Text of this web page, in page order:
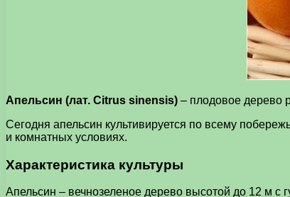
Апельсин (лат. Citrus sinensis) – плодовое дерево
Сегодня апельсин культивируется по всему
и комнатных условиях.
Характеристика культуры
Апельсин – вечнозеленое дерево высотой до 12 м